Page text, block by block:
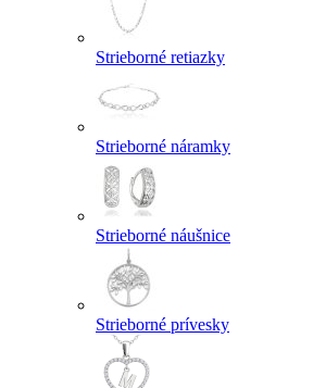
Strieborné retiazky
Strieborné náramky
Strieborné náušnice
Strieborné prívesky